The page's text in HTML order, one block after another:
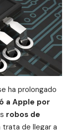
ha prolongado
a Apple por
robos de
trata de llegar a